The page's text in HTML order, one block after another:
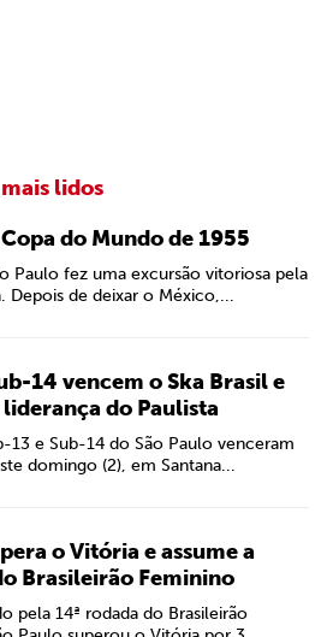
lidos
do Mundo de 1955
Paulo fez uma excursão vitoriosa pela
Depois de deixar o México,...
14 vencem o Ska Brasil e
do Paulista
13 e Sub-14 do São Paulo venceram
domingo (2), em Santana...
o Vitória e assume a
Brasileirão Feminino
pela 14ª rodada do Brasileirão